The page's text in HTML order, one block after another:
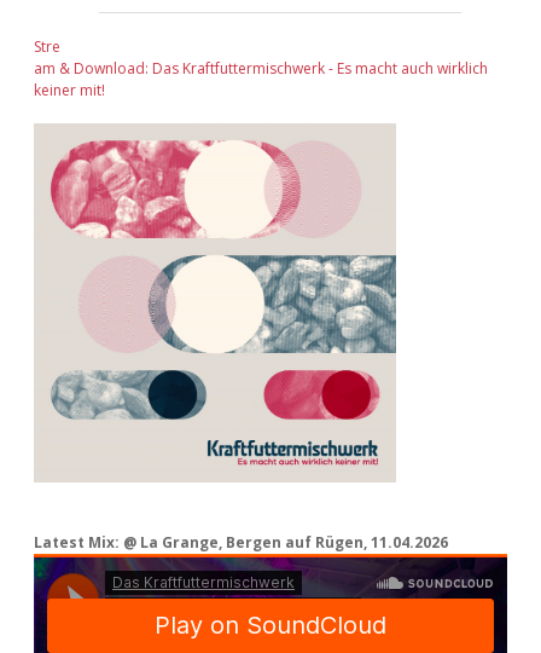
Stre
am & Download: Das Kraftfuttermischwerk - Es macht auch wirklich
keiner mit!
Latest Mix: @ La Grange, Bergen auf Rügen, 11.04.2026